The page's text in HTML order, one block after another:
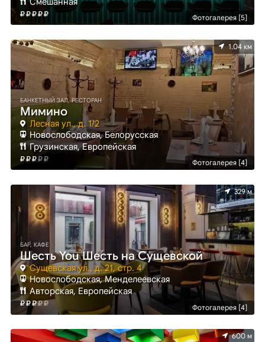
Фотогалерея [5]
Фотогалерея [4]
1.04 км
БАНКЕТНЫЙ ЗАЛ, РЕСТОРАН
Мимино
Лесная ул., д. 1/2
Новослободская, Белорусская
Грузинская, Европейская
Фотогалерея [4]
329 м
БАР, КАФЕ
Шесть You Шесть на Сущевской
Сущевская ул., д. 21, стр. 4
Новослободская, Менделеевская
Авторская, Европейская
600 м